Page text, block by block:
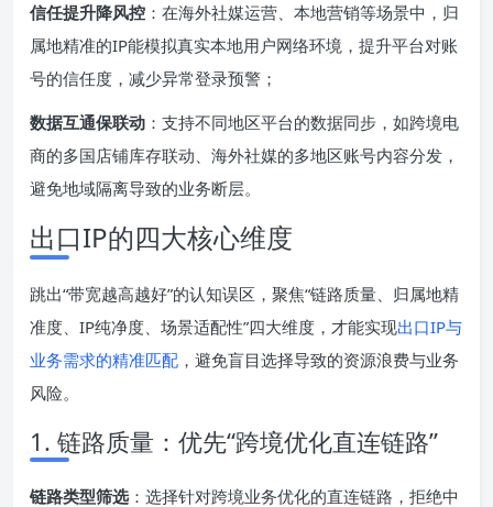
信任提升降风控 ：在海外社媒运营、本地营销等场景中，归
属地精准的IP能模拟真实本地用户网络环境，提升平台对账
号的信任度，减少异常登录预警；
数据互通保联动 ：支持不同地区平台的数据同步，如跨境电
商的多国店铺库存联动、海外社媒的多地区账号内容分发，
避免地域隔离导致的业务断层。
出口IP的四大核心维度
跳出“带宽越高越好”的认知误区，聚焦“链路质量、归属地精
准度、IP纯净度、场景适配性”四大维度，才能实现出口IP与
业务需求的精准匹配 ，避免盲目选择导致的资源浪费与业务
风险。
1. 链路质量：优先“跨境优化直连链路”
链路类型筛选：选择针对跨境业务优化的直连链路，拒绝中